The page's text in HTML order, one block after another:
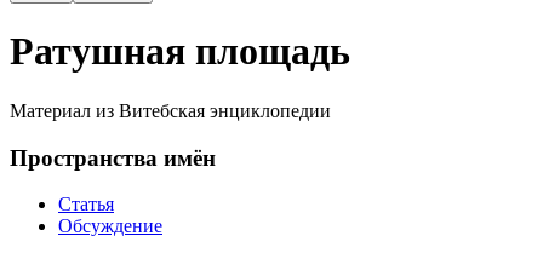
Ратушная площадь
Материал из Витебская энциклопедии
Пространства имён
Статья
Обсуждение